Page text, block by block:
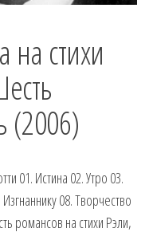
стихи
(2006)
01. Истина 02. Утро 03.
08. Творчество
романсов на стихи Рэли,